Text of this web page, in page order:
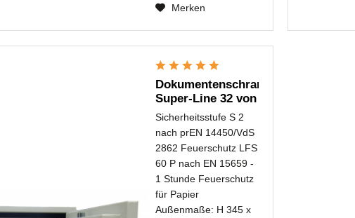
Merken
Dokumentenschrank
Super-Line 32 von
Promet Safe
Sicherheitsstufe S 2
nach prEN 14450/VdS
2862 Feuerschutz LFS
60 P nach EN 15659 -
1 Stunde Feuerschutz
für Papier
Außenmaße: H 345 x